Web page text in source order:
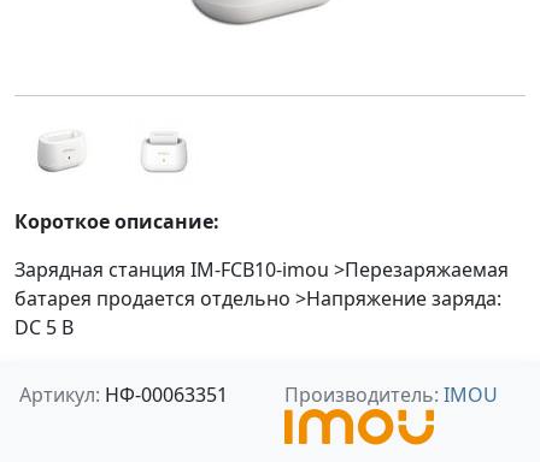
Короткое описание:
Зарядная станция IM-FCB10-imou >Перезаряжаемая
батарея продается отдельно >Напряжение заряда:
DC 5 В
Артикул: НФ-00063351 Производитель: IMOU